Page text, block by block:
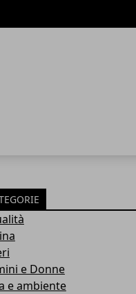
e Donne
e ambiente